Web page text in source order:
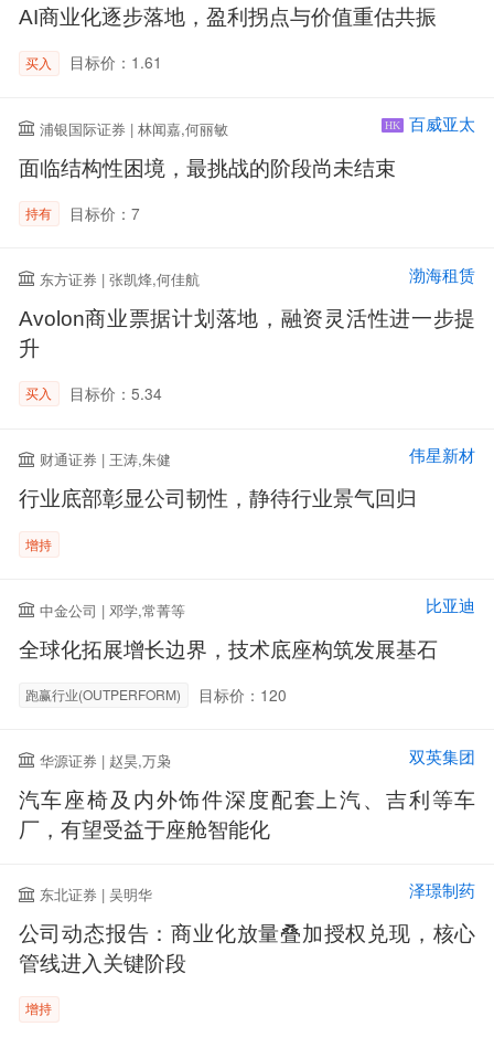
AI商业化逐步落地，盈利拐点与价值重估共振
买入 目标价：1.61
浦银国际证券 | 林闻嘉,何丽敏 HK 百威亚太
面临结构性困境，最挑战的阶段尚未结束
持有 目标价：7
东方证券 | 张凯烽,何佳航 渤海租赁
Avolon商业票据计划落地，融资灵活性进一步提
升
买入 目标价：5.34
财通证券 | 王涛,朱健 伟星新材
行业底部彰显公司韧性，静待行业景气回归
增持
中金公司 | 邓学,常菁等 比亚迪
全球化拓展增长边界，技术底座构筑发展基石
跑赢行业(OUTPERFORM) 目标价：120
华源证券 | 赵昊,万枭 双英集团
汽车座椅及内外饰件深度配套上汽、吉利等车
厂，有望受益于座舱智能化
东北证券 | 吴明华 泽璟制药
公司动态报告：商业化放量叠加授权兑现，核心
管线进入关键阶段
增持